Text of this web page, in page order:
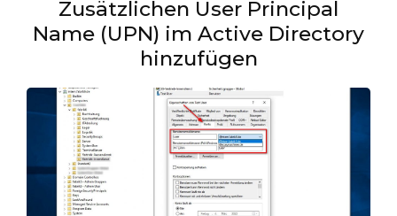
Zusätzlichen User Principal
Name (UPN) im Active Directory
hinzufügen